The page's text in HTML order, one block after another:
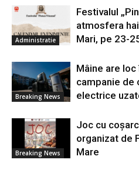
Administratie
Festivalul
atmosfera
Mari, pe 23-
Breaking News
Mâine are loc
campanie de
electrice
Breaking News
Joc cu
organizat de
Mare